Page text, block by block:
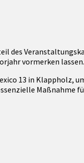
des
vormerken lassen.
13 in Klappholz,
Maßnahme